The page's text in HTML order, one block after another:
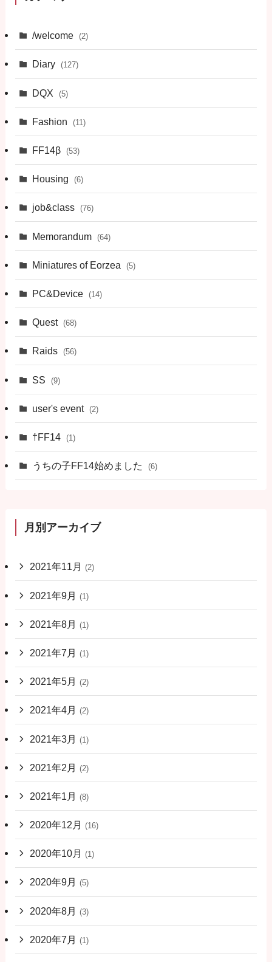
/welcome (2)
Diary (127)
DQX (5)
Fashion (11)
FF14β (53)
Housing (6)
job&class (76)
Memorandum (64)
Miniatures of Eorzea (5)
PC&Device (14)
Quest (68)
Raids (56)
SS (9)
user's event (2)
†FF14 (1)
うちの子FF14始めました (6)
月別アーカイブ
2021年11月 (2)
2021年9月 (1)
2021年8月 (1)
2021年7月 (1)
2021年5月 (2)
2021年4月 (2)
2021年3月 (1)
2021年2月 (2)
2021年1月 (8)
2020年12月 (16)
2020年10月 (1)
2020年9月 (5)
2020年8月 (3)
2020年7月 (1)